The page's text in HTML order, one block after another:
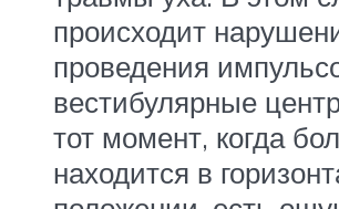
происходит
проведения
вестибулярные
тот момент, когда
находится в